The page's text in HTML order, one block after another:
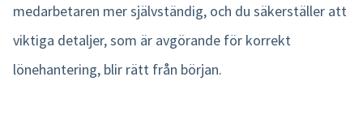
medarbetaren mer självständig, och du säkerställer att
viktiga detaljer, som är avgörande för korrekt
lönehantering, blir rätt från början.